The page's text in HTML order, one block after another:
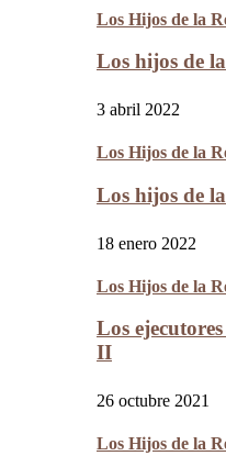
Los Hijos de la
Los hijos de
3 abril 2022
Los Hijos de la
Los hijos de
18 enero 2022
Los Hijos de la
Los
II
26 octubre 2021
Los Hijos de la